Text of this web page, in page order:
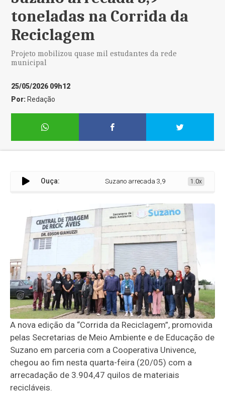
toneladas na Corrida da
Reciclagem
Projeto mobilizou quase mil estudantes da rede
municipal
25/05/2026 09h12
Por: Redação
Ouça: Suzano arrecada 3,9 toneladas na Corrida
1.0x
A nova edição da “Corrida da Reciclagem”, promovida
pelas Secretarias de Meio Ambiente e de Educação de
Suzano em parceria com a Cooperativa Univence,
chegou ao fim nesta quarta-feira (20/05) com a
arrecadação de 3.904,47 quilos de materiais
recicláveis.